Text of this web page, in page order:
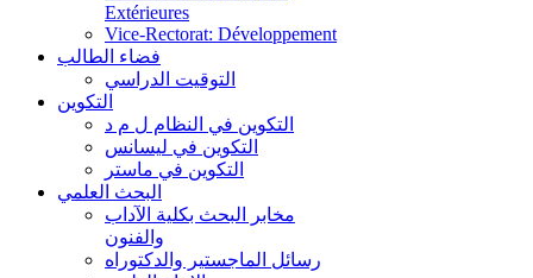
Extérieures
Vice-Rectorat: Développement
فضاء الطالب
التوقيت الدراسي
التكوين
التكوين في النظام ل م د
التكوين في ليسانس
التكوين في ماستر
البحث العلمي
مخابر البحث بكلية الآداب
والفنون
رسائل الماجستير والدكتوراه